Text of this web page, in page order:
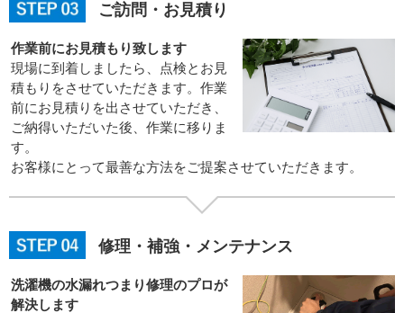
ご訪問・お見積り
作業前にお見積もり致します
現場に到着しましたら、点検とお見
積もりをさせていただきます。作業
前にお見積りを出させていただき、
ご納得いただいた後、作業に移りま
す。
お客様にとって最善な方法をご提案させていただきます。
修理・補強・メンテナンス
洗濯機の水漏れつまり修理のプロが
解決します